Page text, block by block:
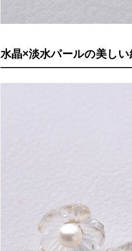
水晶×淡水パールの美し